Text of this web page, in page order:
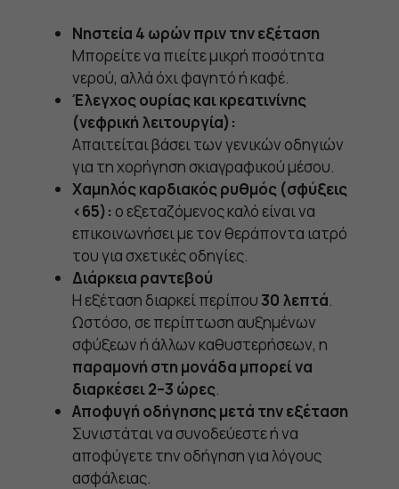
Νηστεία 4 ωρών πριν την εξέταση
Μπορείτε να πιείτε μικρή ποσότητα
νερού, αλλά όχι φαγητό ή καφέ.
Έλεγχος ουρίας και κρεατινίνης
(νεφρική λειτουργία):
Απαιτείται βάσει των γενικών οδηγιών
για τη χορήγηση σκιαγραφικού μέσου.
Χαμηλός καρδιακός ρυθμός (σφύξεις
<65): ο εξεταζόμενος καλό είναι να
επικοινωνήσει με τον θεράποντα ιατρό
του για σχετικές οδηγίες.
Διάρκεια ραντεβού
Η εξέταση διαρκεί περίπου30 λεπτά.
Ωστόσο, σε περίπτωση αυξημένων
σφύξεων ή άλλων καθυστερήσεων, η
παραμονή στη μονάδα μπορεί να
διαρκέσει 2–3 ώρες.
Αποφυγή οδήγησης μετά την εξέταση
Συνιστάται να συνοδεύεστε ή να
αποφύγετε την οδήγηση για λόγους
ασφάλειας.